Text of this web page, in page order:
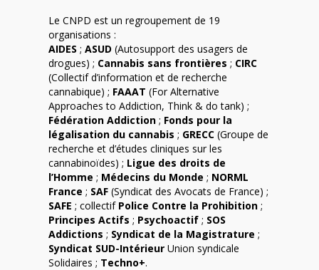
Le CNPD est un regroupement de 19
organisations :
AIDES ; ASUD (Autosupport des usagers de
drogues) ; Cannabis sans frontières ; CIRC
(Collectif d’information et de recherche
cannabique) ; FAAAT (For Alternative
Approaches to Addiction, Think & do tank) ;
Fédération Addiction ; Fonds pour la
légalisation du cannabis ; GRECC (Groupe de
recherche et d’études cliniques sur les
cannabinoïdes) ; Ligue des droits de
l’Homme ; Médecins du Monde ; NORML
France ; SAF (Syndicat des Avocats de France) ;
SAFE ; collectif Police Contre la Prohibition ;
Principes Actifs ; Psychoactif ; SOS
Addictions ; Syndicat de la Magistrature ;
Syndicat SUD-Intérieur Union syndicale
Solidaires ; Techno+.